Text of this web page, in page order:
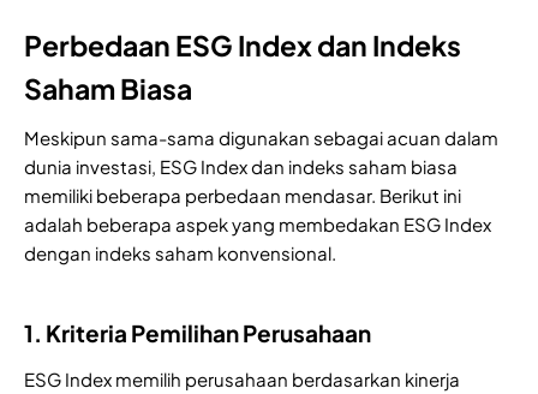
Perbedaan ESG Index dan Indeks
Saham Biasa
Meskipun sama-sama digunakan sebagai acuan dalam
dunia investasi, ESG Index dan indeks saham biasa
memiliki beberapa perbedaan mendasar. Berikut ini
adalah beberapa aspek yang membedakan ESG Index
dengan indeks saham konvensional.
1. Kriteria Pemilihan Perusahaan
ESG Index memilih perusahaan berdasarkan kinerja